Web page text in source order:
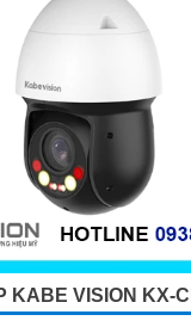
KABE VISION KX-